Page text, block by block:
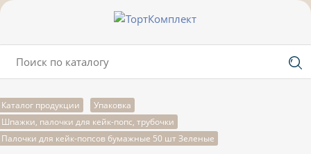
Каталог продукции
Упаковка
Шпажки, палочки для кейк-попс, трубочки
Палочки для кейк-попсов бумажные 50 шт Зеленые